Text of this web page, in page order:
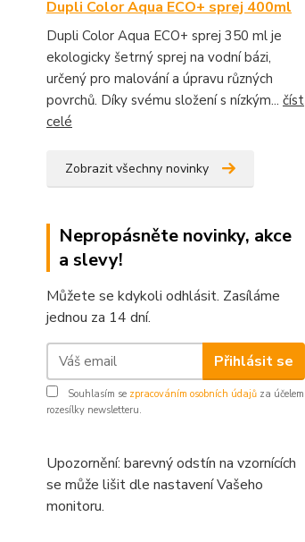
Dupli Color Aqua ECO+ sprej 400ml
Dupli Color Aqua ECO+ sprej 350 ml je
ekologicky šetrný sprej na vodní bázi,
určený pro malování a úpravu různých
povrchů. Díky svému složení s nízkým... číst
celé
Zobrazit všechny novinky
Nepropásněte novinky, akce
a slevy!
Můžete se kdykoli odhlásit. Zasíláme
jednou za 14 dní.
Přihlásit se
Souhlasím se zpracováním osobních údajů za účelem
rozesílky newsletteru.
Upozornění: barevný odstín na vzornících
se může lišit dle nastavení Vašeho
monitoru.